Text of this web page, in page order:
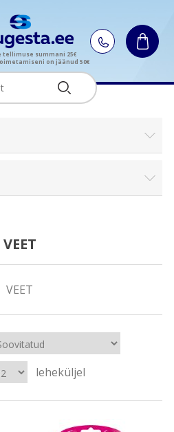
tellimuse summani 25€
on jäänud 50€
VEET
VEET
leheküljel